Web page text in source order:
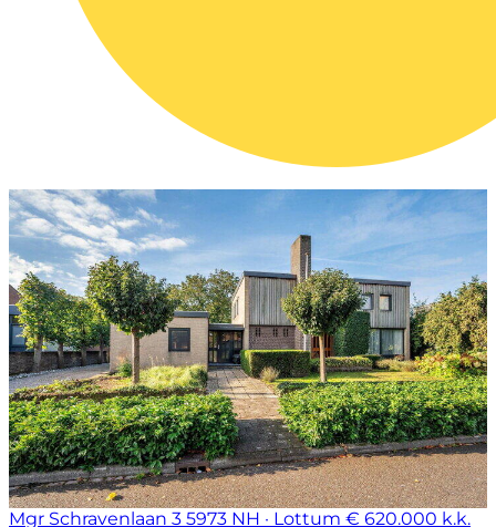
Mgr Schravenlaan 3 5973 NH · Lottum € 620.000 k.k.